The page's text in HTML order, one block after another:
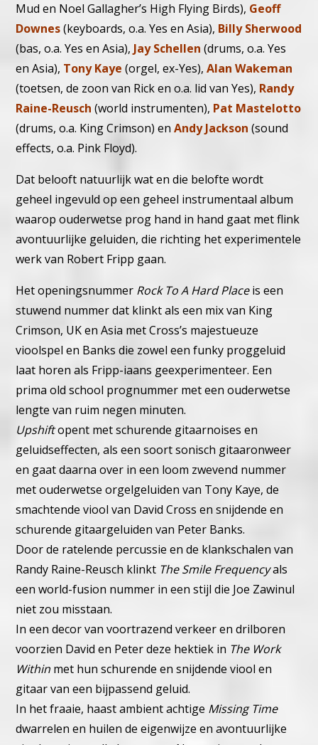
Mud en Noel Gallagher’s High Flying Birds), Geoff
Downes(keyboards, o.a. Yes en Asia), Billy Sherwood
(bas, o.a. Yes en Asia), Jay Schellen (drums, o.a. Yes
en Asia), Tony Kaye (orgel, ex-Yes),Alan Wakeman
(toetsen, de zoon van Rick en o.a. lid van Yes), Randy
Raine-Reusch (world instrumenten), Pat Mastelotto
(drums, o.a. King Crimson) en Andy Jackson (sound
effects, o.a. Pink Floyd).
Dat belooft natuurlijk wat en die belofte wordt
geheel ingevuld op een geheel instrumentaal album
waarop ouderwetse prog hand in hand gaat met flink
avontuurlijke geluiden, die richting het experimentele
werk van Robert Fripp gaan.
Het openingsnummer Rock To A Hard Placeis een
stuwend nummer dat klinkt als een mix van King
Crimson, UK en Asia met Cross’s majestueuze
vioolspel en Banks die zowel een funky proggeluid
laat horen als Fripp-iaans geexperimenteer. Een
prima old school prognummer met een ouderwetse
lengte van ruim negen minuten.
Upshiftopent met schurende gitaarnoises en
geluidseffecten, als een soort sonisch gitaaronweer
en gaat daarna over in een loom zwevend nummer
met ouderwetse orgelgeluiden van Tony Kaye, de
smachtende viool van David Cross en snijdende en
schurende gitaargeluiden van Peter Banks.
Door de ratelende percussie en de klankschalen van
Randy Raine-Reusch klinkt The Smile Frequencyals
een world-fusion nummer in een stijl die Joe Zawinul
niet zou misstaan.
In een decor van voortrazend verkeer en drilboren
voorzien David en Peter deze hektiek in The Work
Within met hun schurende en snijdende viool en
gitaar van een bijpassend geluid.
In het fraaie, haast ambient achtige Missing Time
dwarrelen en huilen de eigenwijze en avontuurlijke